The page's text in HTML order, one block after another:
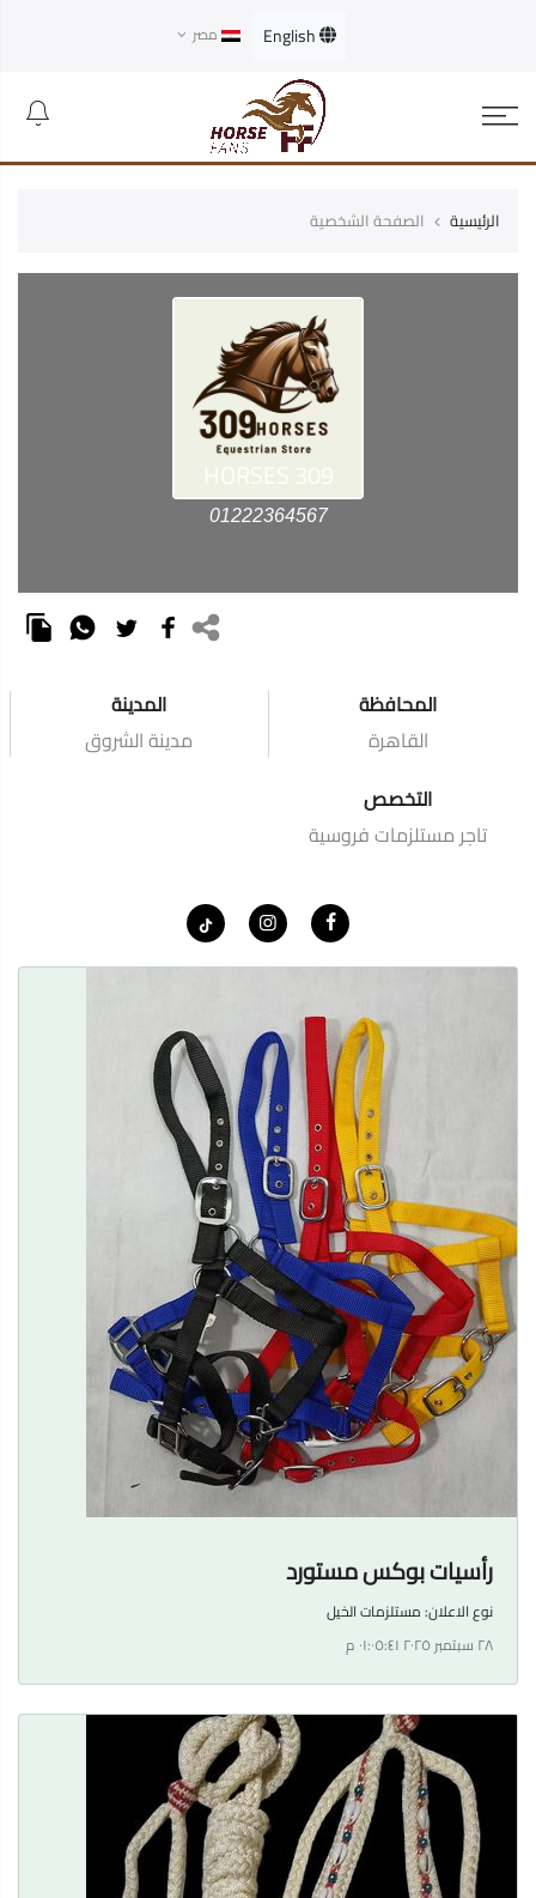
مصر
الرئيسية الصفحة الشخصية
HORSES309
01222364567
المحافظة
القاهرة
المدينة
مدينة الشروق
التخصص
تاجر مستلزمات فروسية
رأسيات بوكس مستورد
نوع الاعلان:مستلزمات الخيل
٢٨ سبتمبر ٢٠٢٥ ٠١:٠٥:٤١ م